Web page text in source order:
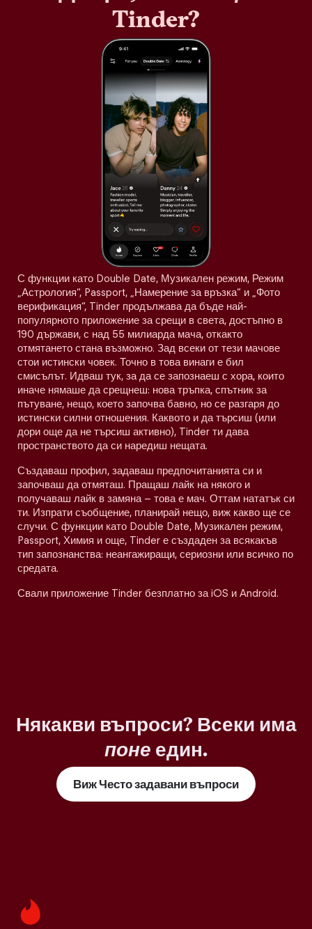
Tinder?
С функции като Double Date, Музикален режим, Режим
„Астрология“, Passport, „Намерение за връзка“ и „Фото
верификация“, Tinder продължава да бъде най-
популярното приложение за срещи в света, достъпно в
190 държави, с над 55 милиарда мача, откакто
отмятането стана възможно. Зад всеки от тези мачове
стои истински човек. Точно в това винаги е бил
смисълът. Идваш тук, за да се запознаеш с хора, които
иначе нямаше да срещнеш: нова тръпка, спътник за
пътуване, нещо, което започва бавно, но се разгаря до
истински силни отношения. Каквото и да търсиш (или
дори още да не търсиш активно), Tinder ти дава
пространството да си наредиш нещата.
Създаваш профил, задаваш предпочитанията си и
започваш да отмяташ. Пращаш лайк на някого и
получаваш лайк в замяна – това е мач. Оттам нататък си
ти. Изпрати съобщение, планирай нещо, виж какво ще се
случи. С функции като Double Date, Музикален режим,
Passport, Химия и още, Tinder е създаден за всякакъв
тип запознанства: неангажиращи, сериозни или всичко по
средата.
Свали приложение Tinder безплатно за iOS и Android.
Някакви въпроси? Всеки има
поне един.
Виж Често задавани въпроси